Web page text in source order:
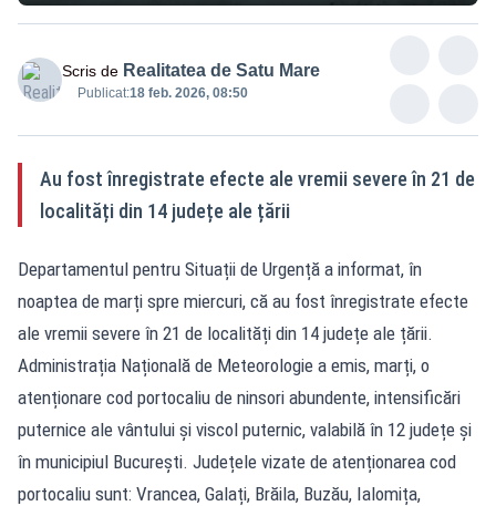
Scris de Realitatea de Satu Mare
Publicat:18 feb. 2026, 08:50
Au fost înregistrate efecte ale vremii severe în 21 de
localități din 14 județe ale țării
Departamentul pentru Situații de Urgență a informat, în
noaptea de marți spre miercuri, că au fost înregistrate efecte
ale vremii severe în 21 de localități din 14 județe ale țării.
Administrația Națională de Meteorologie a emis, marți, o
atenționare cod portocaliu de ninsori abundente, intensificări
puternice ale vântului și viscol puternic, valabilă în 12 județe și
în municipiul București. Județele vizate de atenționarea cod
portocaliu sunt: Vrancea, Galați, Brăila, Buzău, Ialomița,